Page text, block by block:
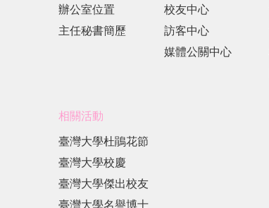
辦公室位置
主任秘書簡歷
校友中心
訪客中心
媒體公關中心
相關活動
臺灣大學杜鵑花節
臺灣大學校慶
臺灣大學傑出校友
臺灣大學名譽博士